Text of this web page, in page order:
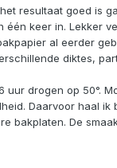
resultaat goed is
één keer in. Lekker
al eerder
diktes,
uur drogen op 50°.
Daarvoor haal ik
bakplaten. De